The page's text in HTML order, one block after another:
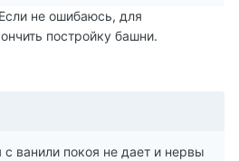
не ошибаюсь, для
постройку башни.
ванили покоя не дает и нервы